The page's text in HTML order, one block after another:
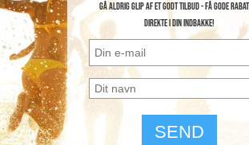
Gå aldrig glip af et godt tilbud - få gode
direkte i din indbakke!